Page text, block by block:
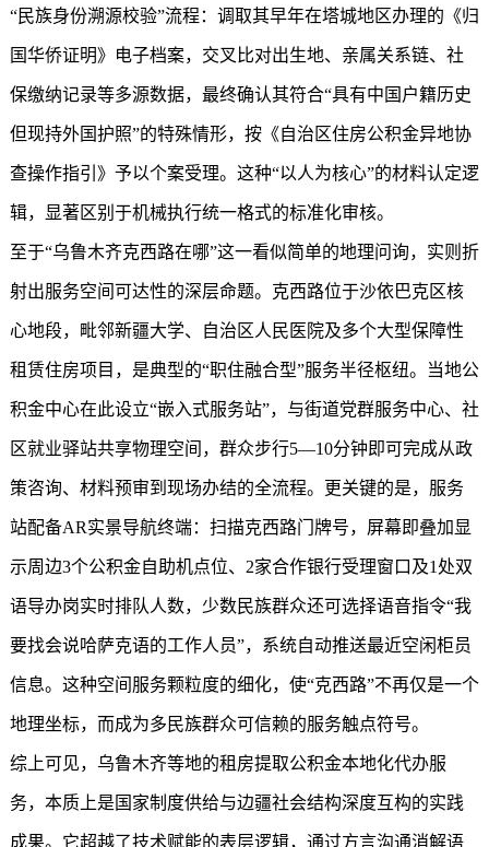
“民族身份溯源校验”流程：调取其早年在塔城地区办理的《归
国华侨证明》电子档案，交叉比对出生地、亲属关系链、社
保缴纳记录等多源数据，最终确认其符合“具有中国户籍历史
但现持外国护照”的特殊情形，按《自治区住房公积金异地协
查操作指引》予以个案受理。这种“以人为核心”的材料认定逻
辑，显著区别于机械执行统一格式的标准化审核。
至于“乌鲁木齐克西路在哪”这一看似简单的地理问询，实则折
射出服务空间可达性的深层命题。克西路位于沙依巴克区核
心地段，毗邻新疆大学、自治区人民医院及多个大型保障性
租赁住房项目，是典型的“职住融合型”服务半径枢纽。当地公
积金中心在此设立“嵌入式服务站”，与街道党群服务中心、社
区就业驿站共享物理空间，群众步行5—10分钟即可完成从政
策咨询、材料预审到现场办结的全流程。更关键的是，服务
站配备AR实景导航终端：扫描克西路门牌号，屏幕即叠加显
示周边3个公积金自助机点位、2家合作银行受理窗口及1处双
语导办岗实时排队人数，少数民族群众还可选择语音指令“我
要找会说哈萨克语的工作人员”，系统自动推送最近空闲柜员
信息。这种空间服务颗粒度的细化，使“克西路”不再仅是一个
地理坐标，而成为多民族群众可信赖的服务触点符号。
综上可见，乌鲁木齐等地的租房提取公积金本地化代办服
务，本质上是国家制度供给与边疆社会结构深度互构的实践
成果。它超越了技术赋能的表层逻辑，通过方言沟通消解语